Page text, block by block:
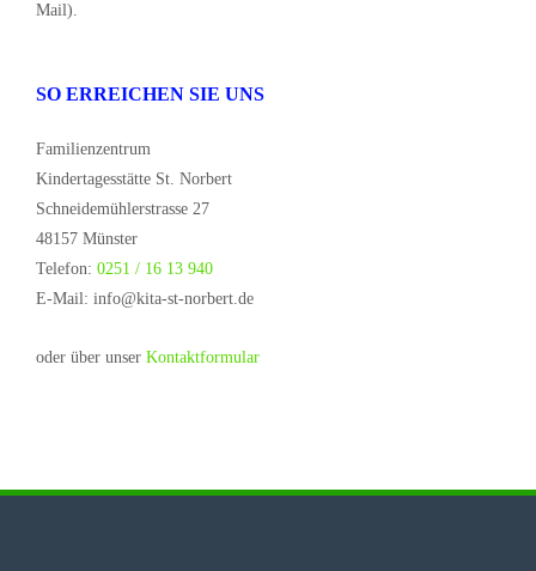
Mail).
SO ERREICHEN SIE UNS
Familienzentrum
Kindertagesstätte St. Norbert
Schneidemühlerstrasse 27
48157 Münster
Telefon: 0251 / 16 13 940
E-Mail: info@kita-st-norbert.de
oder über unser Kontaktformular